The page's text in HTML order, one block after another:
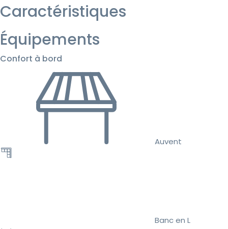
Caractéristiques
Équipements
Confort à bord
Auvent
Banc en L